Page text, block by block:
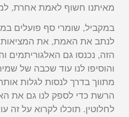
מאיתנו חשוף לאמת אחרת,
במקביל, שומרי סף פועלים
לנתב את האמת, את
הזה, נכנסו גם האלגוריתמים
והוסיפו לנו עוד שכבה של
מתווך בדרך לנסות לגלות
הרשת כדי לספק לנו גם את
לחלוטין. תוכלו לקרוא על זה